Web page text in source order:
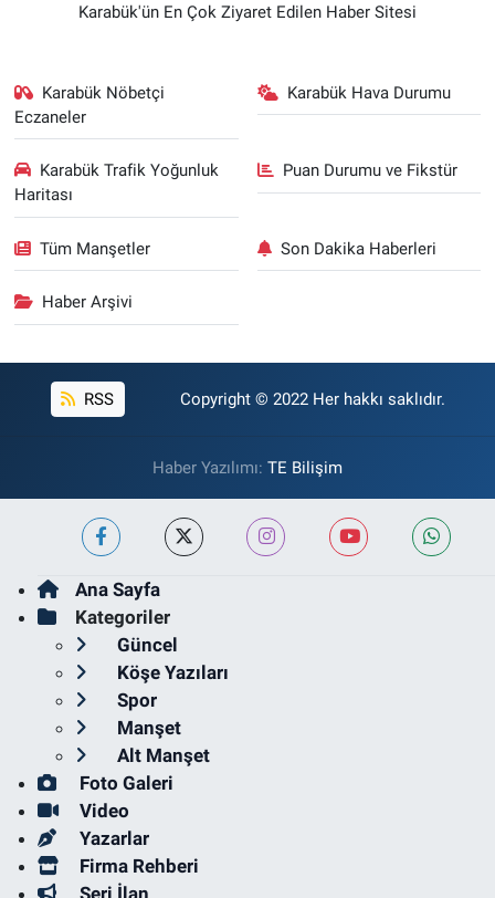
Karabük'ün En Çok Ziyaret Edilen Haber Sitesi
Karabük Nöbetçi
Eczaneler
Karabük Hava Durumu
Karabük Trafik Yoğunluk
Haritası
Puan Durumu ve Fikstür
Tüm Manşetler Son Dakika Haberleri
Haber Arşivi
RSS Copyright © 2022 Her hakkı saklıdır.
Haber Yazılımı: TE Bilişim
Ana Sayfa
Kategoriler
Güncel
Köşe Yazıları
Spor
Manşet
Alt Manşet
Foto Galeri
Video
Yazarlar
Firma Rehberi
Seri İlan